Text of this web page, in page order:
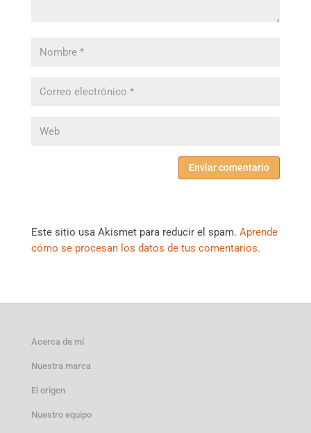
Este sitio usa Akismet para reducir el spam. Aprende
cómo se procesan los datos de tus comentarios.
Acerca de mí
Nuestra marca
El origen
Nuestro equipo